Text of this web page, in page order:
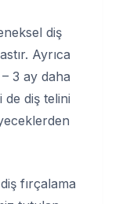
diş
Ayrıca
3 ay daha
de diş telini
fırçalama